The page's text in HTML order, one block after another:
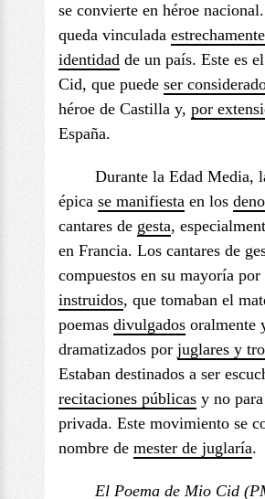
se convierte en héroe
queda vinculada estrechamente
identidad de un país. Este es
Cid, que puede ser
héroe de Castilla y, por
España.
Durante la Edad Media,
épica se manifiesta en los
cantares de gesta,
en Francia. Los cantares de
compuestos en su mayoría por
instruidos, que tomaban el
poemas divulgados oralmente
dramatizados por juglares y
Estaban destinados a ser
recitaciones públicas y no
privada. Este movimiento se
nombre de mester de juglaría.
El Poema de Mio Cid